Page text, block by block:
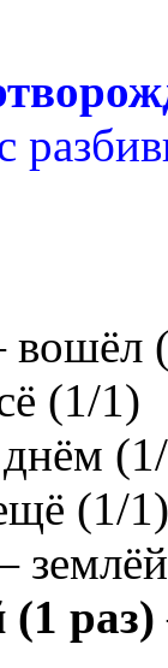
(1/1)
(1/
раз)